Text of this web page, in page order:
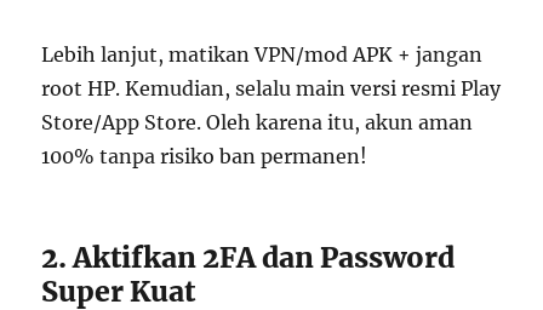
Lebih lanjut, matikan VPN/mod APK + jangan
root HP. Kemudian, selalu main versi resmi Play
Store/App Store. Oleh karena itu, akun aman
100% tanpa risiko ban permanen!
2. Aktifkan 2FA dan Password
Super Kuat